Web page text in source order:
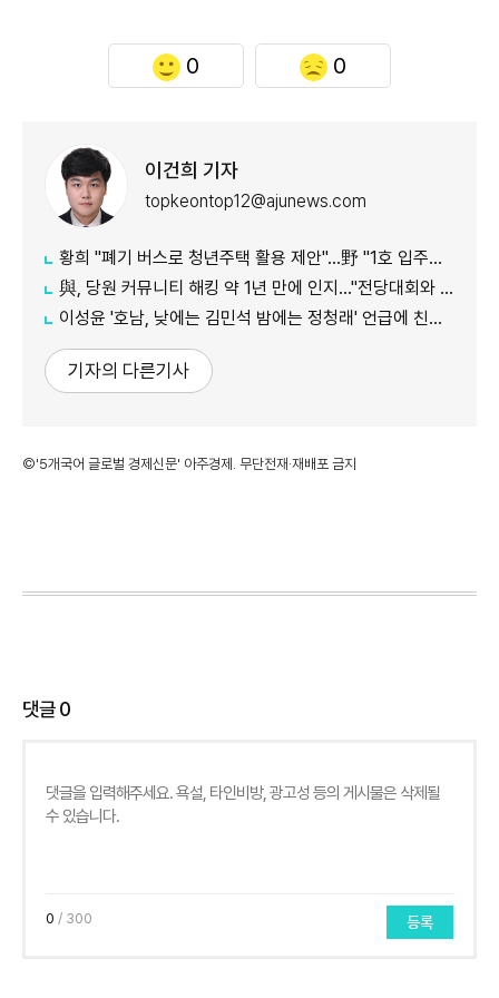
0 0
이건희 기자
topkeontop12@ajunews.com
황희 "폐기 버스로 청년주택 활용 제안"…野 "1호 입주하라"
與, 당원 커뮤니티 해킹 약 1년 만에 인지…"전당대회와 무관"
이성윤 '호남, 낮에는 김민석 밤에는 정청래' 언급에 친명계 반발…"한심한 수준"
기자의 다른기사
©'5개국어 글로벌 경제신문' 아주경제. 무단전재·재배포 금지
댓글0
0 / 300 등록